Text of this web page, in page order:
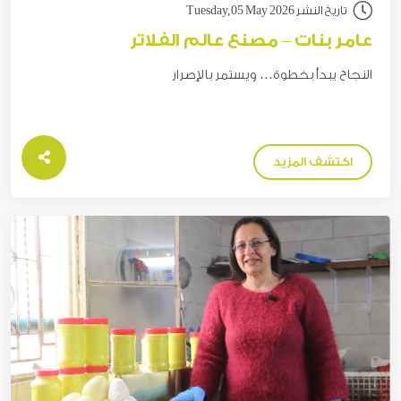
تاريخ النشر Tuesday,05 May 2026
عامر بنات – مصنع عالم الفلاتر
النجاح يبدأ بخطوة… ويستمر بالإصرار
اكتشف المزيد